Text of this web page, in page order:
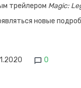
трейлером Magic:
новые
0